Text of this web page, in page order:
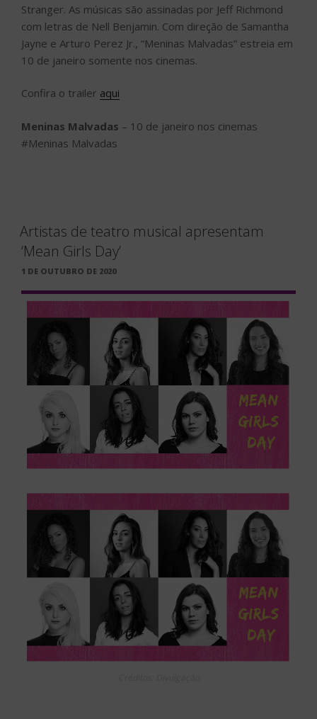
Stranger. As músicas são assinadas por Jeff Richmond
com letras de Nell Benjamin. Com direção de Samantha
Jayne e Arturo Perez Jr., “Meninas Malvadas” estreia em
10 de janeiro somente nos cinemas.
Confira o trailer aqui
Meninas Malvadas – 10 de janeiro nos cinemas
#Meninas Malvadas
Artistas de teatro musical apresentam
‘Mean Girls Day’
PUBLICADO
1 DE OUTUBRO DE 2020